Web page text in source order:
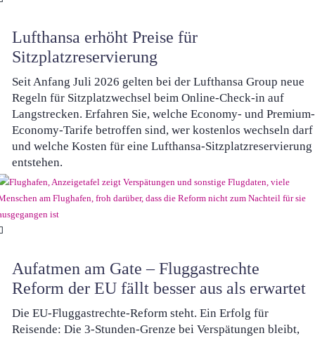
Lufthansa erhöht Preise für
Sitzplatzreservierung
Seit Anfang Juli 2026 gelten bei der Lufthansa Group neue
Regeln für Sitzplatzwechsel beim Online-Check-in auf
Langstrecken. Erfahren Sie, welche Economy- und Premium-
Economy-Tarife betroffen sind, wer kostenlos wechseln darf
und welche Kosten für eine Lufthansa-Sitzplatzreservierung
entstehen.
Aufatmen am Gate – Fluggastrechte
Reform der EU fällt besser aus als erwartet
Die EU-Fluggastrechte-Reform steht. Ein Erfolg für
Reisende: Die 3-Stunden-Grenze bei Verspätungen bleibt,